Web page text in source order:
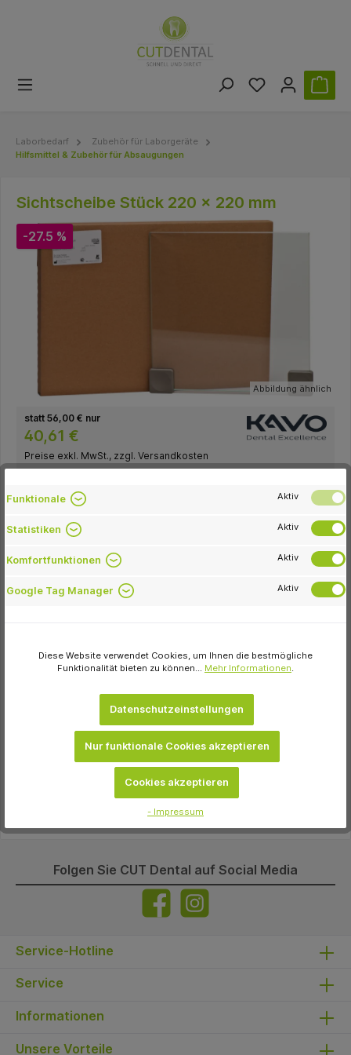
Laborbedarf
Zubehör für Laborgeräte
Hilfsmittel & Zubehör für Absaugungen
Sichtscheibe Stück 220 x 220 mm
-27.5 %
Abbildung ähnlich
statt 56,00 € nur
40,61 €
Preise exkl. MwSt., zzgl. Versandkosten
Zum Merkzettel hinzufügen
Variante
Verpackungseinheit
Hersteller-Nr.: 0.659.3031
Hersteller: KaVo Dental
Folgen Sie CUT Dental auf Social Media
Service-Hotline
Service
Informationen
Unsere Vorteile
Funktionale Aktiv
Statistiken Aktiv
Komfortfunktionen Aktiv
Google Tag Manager Aktiv
Diese Website verwendet Cookies, um Ihnen die bestmögliche
Funktionalität bieten zu können... Mehr Informationen.
Datenschutzeinstellungen
Nur funktionale Cookies akzeptieren
Cookies akzeptieren
- Impressum